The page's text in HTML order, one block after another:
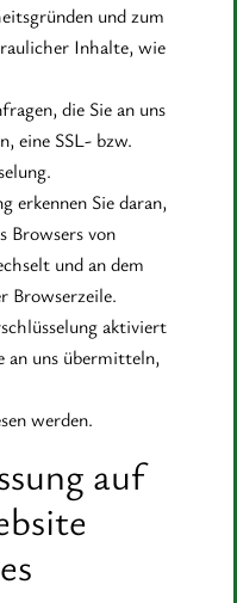
und zum
Inhalte, wie
die Sie an uns
eine SSL- bzw.
erkennen Sie daran,
Browsers von
und an dem
Browserzeile.
aktiviert
an uns übermitteln,
werden.
auf